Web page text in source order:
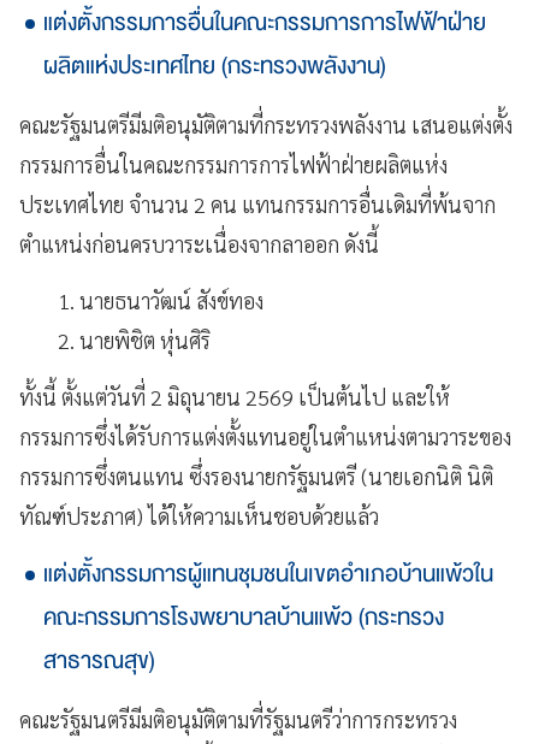
แต่งตั้งกรรมการอื่นในคณะกรรมการการไฟฟ้าฝ่าย
ผลิตแห่งประเทศไทย (กระทรวงพลังงาน)
คณะรัฐมนตรีมีมติอนุมัติตามที่กระทรวงพลังงาน เสนอแต่งตั้ง
กรรมการอื่นในคณะกรรมการการไฟฟ้าฝ่ายผลิตแห่ง
ประเทศไทย จำนวน 2 คน แทนกรรมการอื่นเดิมที่พ้นจาก
ตำแหน่งก่อนครบวาระเนื่องจากลาออก ดังนี้
1. นายธนาวัฒน์ สังข์ทอง
2. นายพิชิต หุ่นศิริ
ทั้งนี้ ตั้งแต่วันที่ 2 มิถุนายน 2569 เป็นต้นไป และให้
กรรมการซึ่งได้รับการแต่งตั้งแทนอยู่ในตำแหน่งตามวาระของ
กรรมการซึ่งตนแทน ซึ่งรองนายกรัฐมนตรี (นายเอกนิติ นิติ
ทัณฑ์ประภาศ) ได้ให้ความเห็นชอบด้วยแล้ว
แต่งตั้งกรรมการผู้แทนชุมชนในเขตอำเภอบ้านแพ้วใน
คณะกรรมการโรงพยาบาลบ้านแพ้ว (กระทรวง
สาธารณสุข)
คณะรัฐมนตรีมีมติอนุมัติตามที่รัฐมนตรีว่าการกระทรวง